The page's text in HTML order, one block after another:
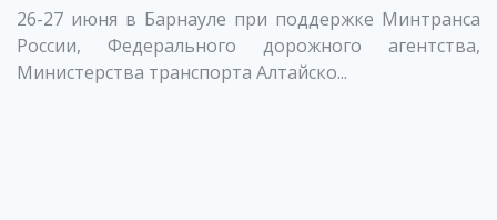
26-27 июня в Барнауле при поддержке Минтранса
России, Федерального дорожного агентства,
Министерства транспорта Алтайско...